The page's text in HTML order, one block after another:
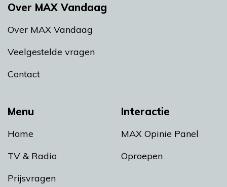
Menu
Home
TV & Radio
Prijsvragen
Interactie
MAX Opinie Panel
Oproepen
Over MAX Vandaag
Over MAX Vandaag
Veelgestelde vragen
Contact